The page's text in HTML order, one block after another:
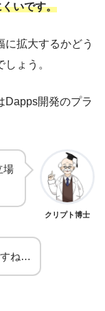
いです。
拡大するかどう
ょう。
Dapps開発のプラ
場
クリプト博士
すね…